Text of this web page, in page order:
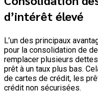
d’intérêt élevé
L’un des principaux
pour la consolidation de
remplacer plusieurs
prêt à un taux plus bas.
de cartes de crédit, les
crédit non sécurisées.